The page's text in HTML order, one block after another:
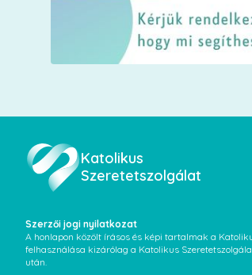
Katolikus
Szeretetszolgálat
Szerzői jogi nyilatkozat
A honlapon közölt írásos és képi tartalmak a
felhasználása kizárólag a Katolikus
után.